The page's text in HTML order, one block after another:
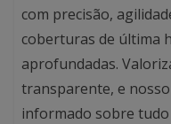
com precisão,
coberturas de última
aprofundadas.
transparente, e
informado sobre tudo